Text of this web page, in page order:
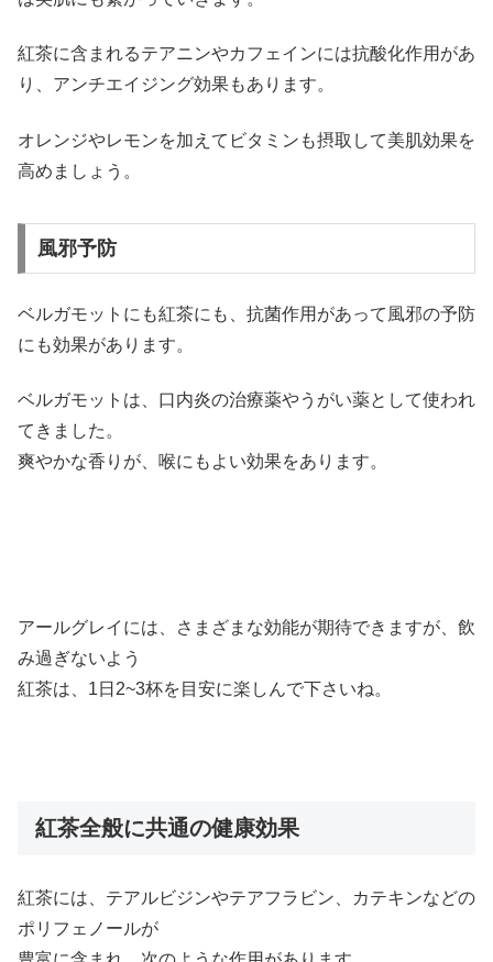
紅茶に含まれるテアニンやカフェインには抗酸化作用があ
り、アンチエイジング効果もあります。
オレンジやレモンを加えてビタミンも摂取して美肌効果を
高めましょう。
風邪予防
ベルガモットにも紅茶にも、抗菌作用があって風邪の予防
にも効果があります。
ベルガモットは、口内炎の治療薬やうがい薬として使われ
てきました。
爽やかな香りが、喉にもよい効果をあります。
アールグレイには、さまざまな効能が期待できますが、飲
み過ぎないよう
紅茶は、1日2~3杯を目安に楽しんで下さいね。
紅茶全般に共通の健康効果
紅茶には、テアルビジンやテアフラビン、カテキンなどの
ポリフェノールが